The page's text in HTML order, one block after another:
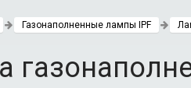
Газонаполненные лампы IPF